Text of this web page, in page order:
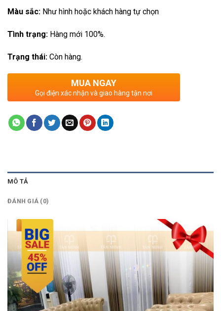
Màu sắc: Như hình hoặc khách hàng tự chọn
Tình trạng: Hàng mới 100%.
Trạng thái: Còn hàng.
MUA NGAY
Gọi điện xác nhận và giao hàng tận nơi
MÔ TẢ
ĐÁNH GIÁ (0)